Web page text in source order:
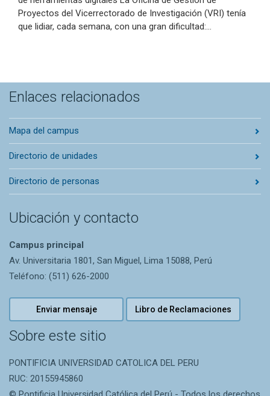
Proyectos del Vicerrectorado de Investigación (VRI) tenía
que lidiar, cada semana, con una gran dificultad:…
Enlaces relacionados
Mapa del campus
Directorio de unidades
Directorio de personas
Ubicación y contacto
Campus principal
Av. Universitaria 1801, San Miguel, Lima 15088, Perú
Teléfono: (511) 626-2000
Enviar mensaje Libro de Reclamaciones
Sobre este sitio
PONTIFICIA UNIVERSIDAD CATOLICA DEL PERU
RUC: 20155945860